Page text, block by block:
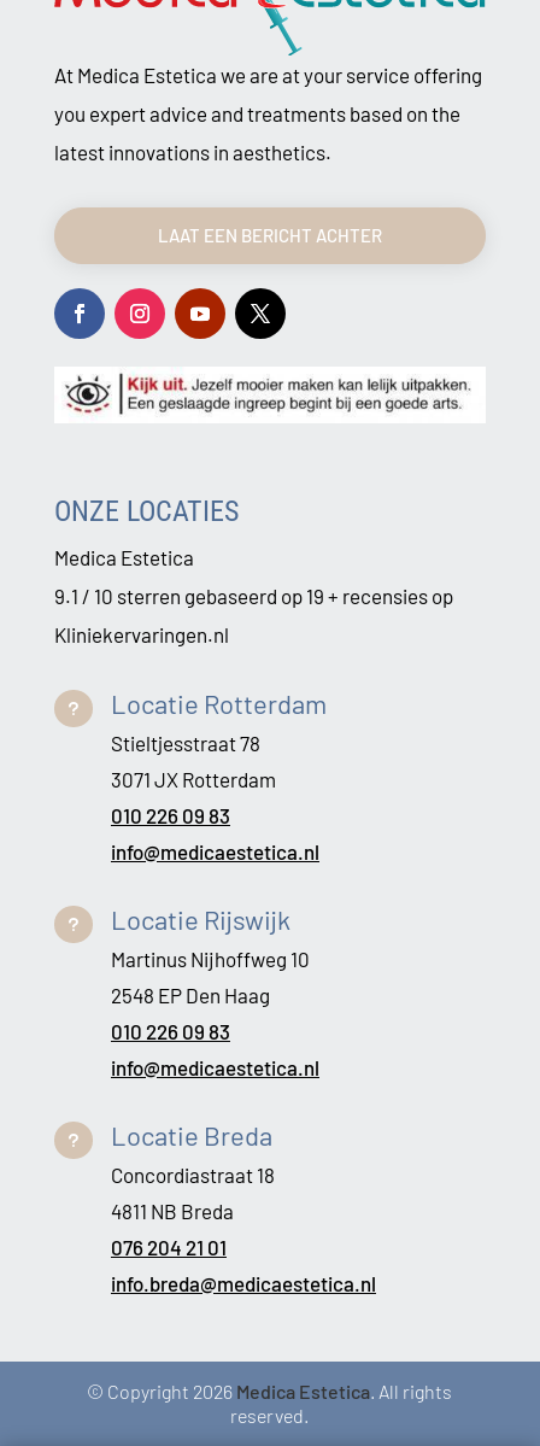
At Medica Estetica we are at your service offering
you expert advice and treatments based on the
latest innovations in aesthetics.
LAAT EEN BERICHT ACHTER
ONZE LOCATIES
Medica Estetica
9.1 / 10 sterren gebaseerd op 19 + recensies op
Kliniekervaringen.nl
u Locatie Rotterdam
Stieltjesstraat 78
3071 JX Rotterdam
010 226 09 83
info@medicaestetica.nl
u Locatie Rijswijk
Martinus Nijhoffweg 10
2548 EP Den Haag
010 226 09 83
info@medicaestetica.nl
u Locatie Breda
Concordiastraat 18
4811 NB Breda
076 204 21 01
info.breda@medicaestetica.nl
© Copyright 2026 Medica Estetica. All rights
reserved.